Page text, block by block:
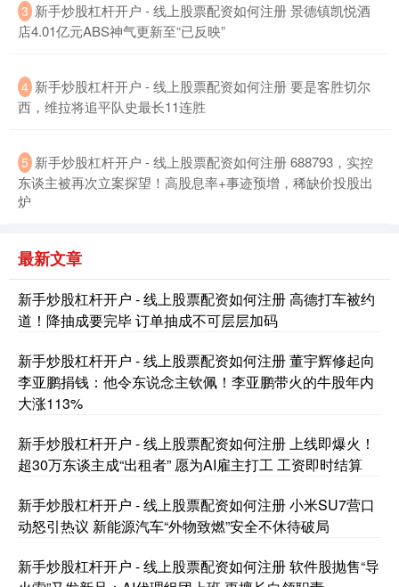
沪深300 4694.44 +43.13 +0.93%
创业板指
3 新手炒股杠杆开户 - 线上股票配资如何注册 景德镇凯悦酒
店4.01亿元ABS神气更新至“已反映”
4 新手炒股杠杆开户 - 线上股票配资如何注册 要是客胜切尔
西，维拉将追平队史最长11连胜
5 新手炒股杠杆开户 - 线上股票配资如何注册 688793，实控
东谈主被再次立案探望！高股息率+事迹预增，稀缺价投股出
炉
最新文章
新手炒股杠杆开户 - 线上股票配资如何注册 高德打车被约
道！降抽成要完毕 订单抽成不可层层加码
新手炒股杠杆开户 - 线上股票配资如何注册 董宇辉修起向
李亚鹏捐钱：他令东说念主钦佩！李亚鹏带火的牛股年内
大涨113%
新手炒股杠杆开户 - 线上股票配资如何注册 上线即爆火！
超30万东谈主成“出租者” 愿为AI雇主打工 工资即时结算
新手炒股杠杆开户 - 线上股票配资如何注册 小米SU7营口
动怒引热议 新能源汽车“外物致燃”安全不休待破局
新手炒股杠杆开户 - 线上股票配资如何注册 软件股抛售“导